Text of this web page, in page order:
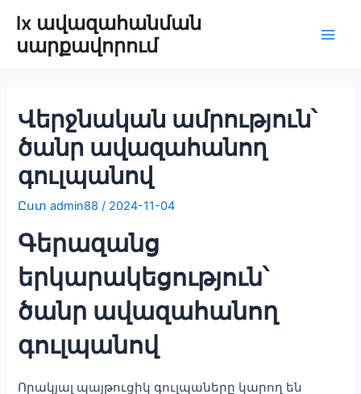
բովանդակությանը
lx ավազահանման
սարքավորում
Վերջնական ամրություն՝
ծանր ավազահանող
գուլպանով
Ըստadmin88/ 2024-11-04
Գերազանց
երկարակեցություն՝
ծանր ավազահանող
գուլպանով
Որակյալ պայթուցիկ գուլպաները կարող են